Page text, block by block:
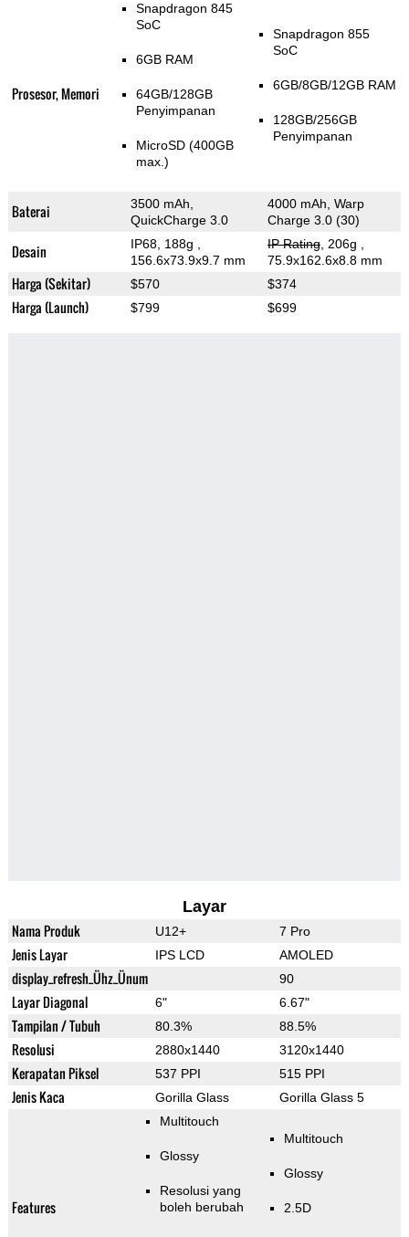
Prosesor, Memori
Snapdragon 845
SoC
6GB RAM
64GB/128GB
Penyimpanan
MicroSD (400GB
max.)
Snapdragon 855
SoC
6GB/8GB/12GB RAM
128GB/256GB
Penyimpanan
Baterai
3500 mAh,
QuickCharge 3.0
4000 mAh, Warp
Charge 3.0 (30)
Desain IP68, 188g
156.6x73.9x9.7 mm
IP Rating, 206g
75.9x162.6x8.8 mm
Harga (Sekitar) $570 $374
Harga (Launch) $799 $699
Layar
Nama Produk U12+ 7 Pro
Jenis Layar IPS LCD AMOLED
display_refresh_Ühz_Ünum 90
Layar Diagonal 6" 6.67"
Tampilan / Tubuh 80.3% 88.5%
Resolusi 2880x1440 3120x1440
Kerapatan Piksel 537 PPI 515 PPI
Jenis Kaca Gorilla Glass Gorilla Glass 5
Features
Multitouch
Glossy
Resolusi yang
boleh berubah
Multitouch
Glossy
2.5D